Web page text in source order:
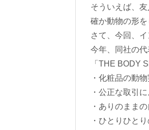
そういえば、友
確か動物の形
さて、今回、
今年、同社の代
「THE BODY
・化粧品の動
・公正な取引
・ありのまま
・ひとりひと